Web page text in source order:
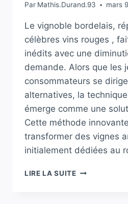
Par Mathis.Durand.93 mars
Le vignoble bordelais,
célèbres vins rouges ,
inédits avec une
demande. Alors que les
consommateurs se
alternatives, la
émerge comme une
Cette méthode
transformer des vignes
initialement dédiées au
LIRE LA SUITEBORDEAUX